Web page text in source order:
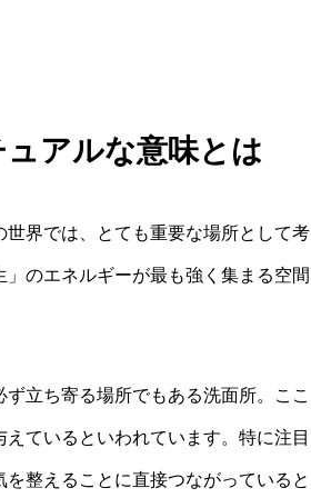
アルな意味とは
界では、とても重要な場所として考
のエネルギーが最も強く集まる空間
立ち寄る場所でもある洗面所。ここ
ているといわれています。特に注目
整えることに直接つながっていると